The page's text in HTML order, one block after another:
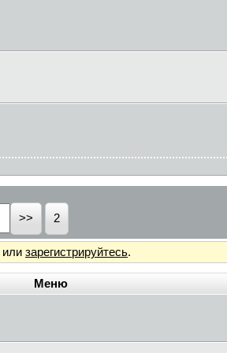
2
или зарегистрируйтесь.
Меню